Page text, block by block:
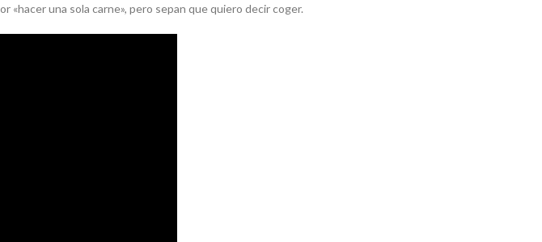
«hacer una sola carne», pero sepan que quiero decir coger.